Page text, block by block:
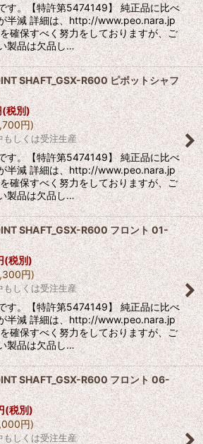
す。【特許第5474149】 純正品に比べ
半減 詳細は、http://www.peo.nara.jp
確保すべく努力をしておりますが、ご
製品は欠品し…
SHAFT_GSX-R600 ピボットシャフ
(税別)
円)
もしくは受注生産
す。【特許第5474149】 純正品に比べ
半減 詳細は、http://www.peo.nara.jp
確保すべく努力をしておりますが、ご
製品は欠品し…
SHAFT_GSX-R600 フロント 01-
(税別)
円)
もしくは受注生産
す。【特許第5474149】 純正品に比べ
半減 詳細は、http://www.peo.nara.jp
確保すべく努力をしておりますが、ご
製品は欠品し…
SHAFT_GSX-R600 フロント 06-
(税別)
円)
もしくは受注生産